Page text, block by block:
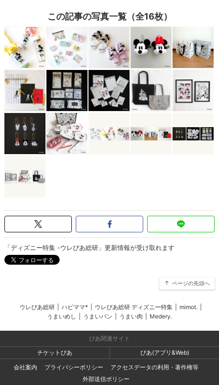
この記事の写真一覧（全16枚）
「ディズニー特集 -ウレぴあ総研」更新情報が受け取れます
ページの先頭へ
ウレぴあ総研 ハピママ* ウレぴあ総研 ディズニー特集 mimot.
うまいめし
うまいパン うまい肉 Medery.
ぴあ関連サイト
チケットぴあ
ぴあ(アプリ&Web)
会社案内
プライバシーポリシー
アクセスデータの利用・著作権等
外部送信ポリシー